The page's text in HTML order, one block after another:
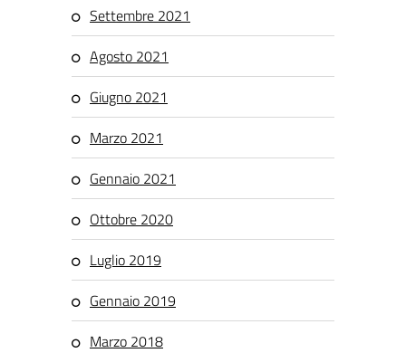
Settembre 2021
Agosto 2021
Giugno 2021
Marzo 2021
Gennaio 2021
Ottobre 2020
Luglio 2019
Gennaio 2019
Marzo 2018